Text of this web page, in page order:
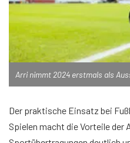
Arri nimmt 2024 erstmals als
Der praktische Einsatz bei
Spielen macht die Vorteile der